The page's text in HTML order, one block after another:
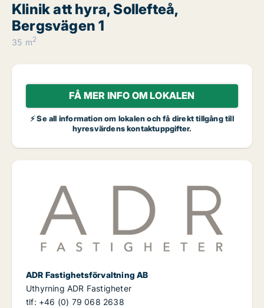
Klinik att hyra, Sollefteå,
Bergsvägen 1
35 m2
FÅ MER INFO OM LOKALEN
⚡ Se all information om lokalen och få direkt tillgång till
hyresvärdens kontaktuppgifter.
ADR Fastighetsförvaltning AB
Uthyrning ADR Fastigheter
tlf: +46 (0) 79 068 2638